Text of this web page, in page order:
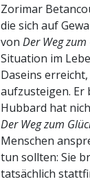
Zorimar
die sich auf
von Der Weg
Situation im
Daseins
aufzusteigen. Er
Hubbard hat
Der Weg zum
Menschen
tun sollten: Sie
tatsächlich